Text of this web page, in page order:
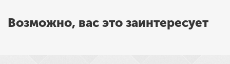
Возможно, вас это заинтересует